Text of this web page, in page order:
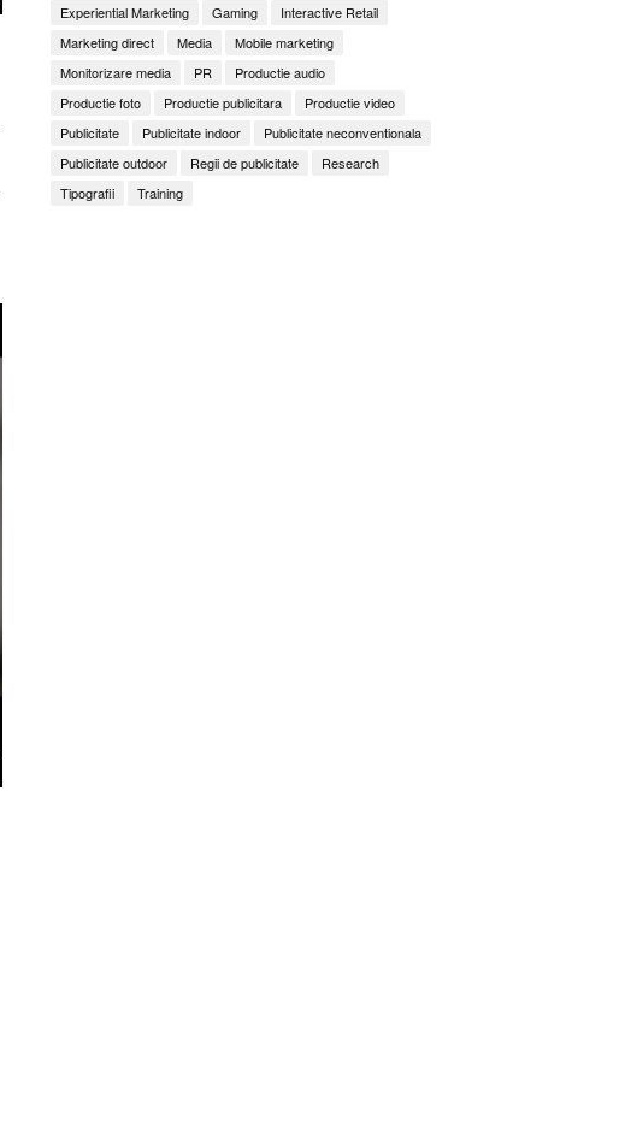
Experiential Marketing
Gaming
Interactive Retail
Marketing direct
Media
Mobile marketing
Monitorizare media
PR
Productie audio
Productie foto
Productie publicitara
Productie video
Publicitate
Publicitate indoor
Publicitate neconventionala
Publicitate outdoor
Regii de publicitate
Research
Tipografii
Training